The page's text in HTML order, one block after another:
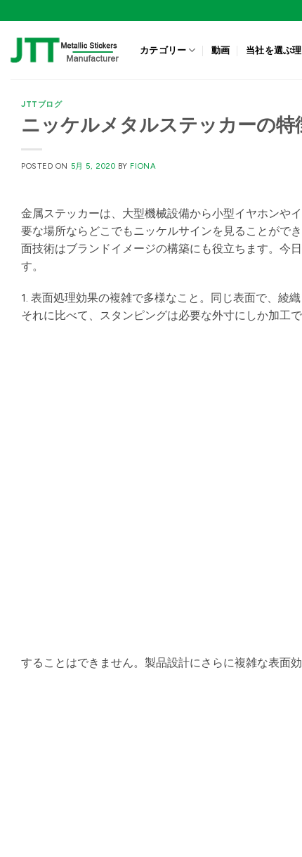
to
content
カテゴリー 動画 当社を選ぶ
JTTブログ
ニッケルメタルステッカーの特
POSTED ON 5月 5, 2020 BY FIONA
金属ステッカーは、大型機械設備から小型イヤホンや
要な場所ならどこでもニッケルサインを見ることがで
面技術はブランドイメージの構築にも役立ちます。今
す。
1. 表面処理効果の複雑で多様なこと。同じ表面で、綾
それに比べて、スタンピングは必要な外寸にしか加工
することはできません。製品設計にさらに複雑な表面